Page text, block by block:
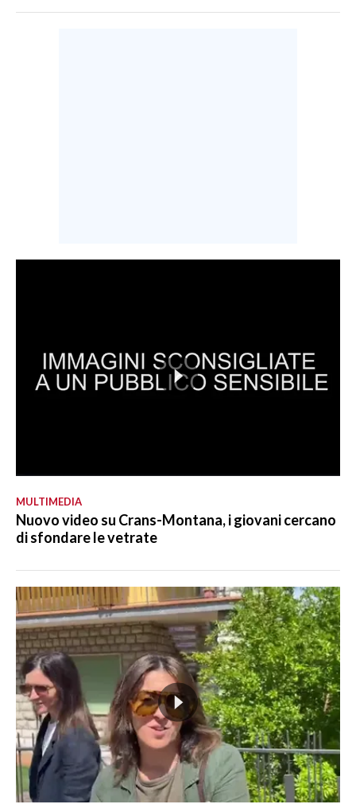
MULTIMEDIA
Nuovo video su Crans-Montana, i giovani cercano
di sfondare le vetrate